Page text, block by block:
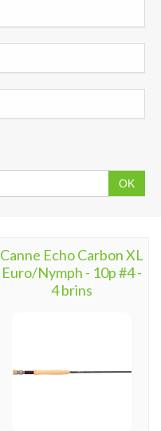
OK
Canne Echo Carbon XL
Euro/Nymph - 10p #4 -
4 brins